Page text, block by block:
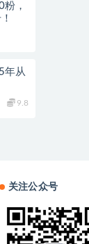
，
年从
9.8
关注公众号